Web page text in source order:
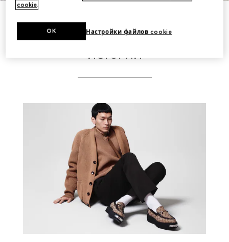
ПОДРОБНЕЕ
ИСТОРИИ
cookie.
Настройки файлов cookie
OK